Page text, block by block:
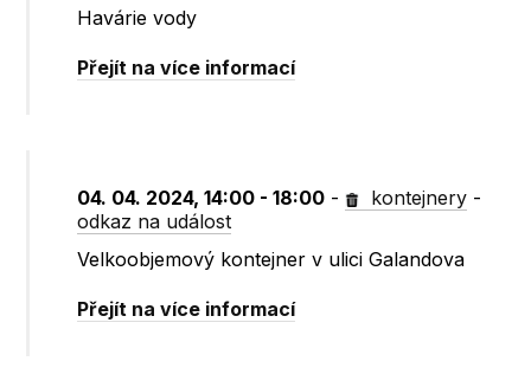
Havárie vody
Přejít na více informací
04. 04. 2024, 14:00 - 18:00 - kontejnery -
odkaz na událost
Velkoobjemový kontejner v ulici Galandova
Přejít na více informací